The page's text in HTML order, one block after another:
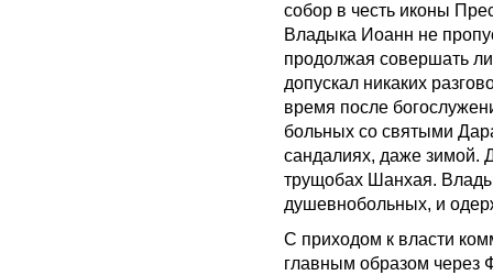
собор в честь иконы
Владыка Иоанн не
продолжая совершать
допускал никаких
время после
больных со святыми
сандалиях, даже зимой.
трущобах Шанхая.
душевнобольных, и
С приходом к власти
главным образом через